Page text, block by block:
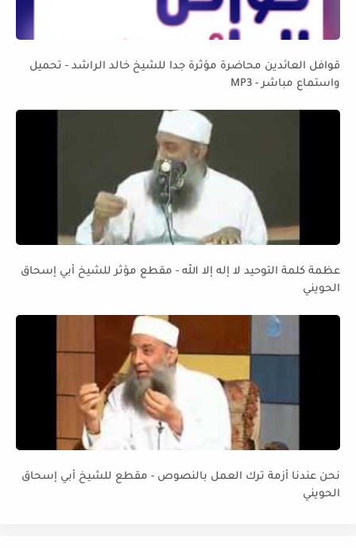
قوافل العائدين محاضرة مؤثرة جدا للشيخ خالد الراشد - تحميل
واستماع مباشر - MP3
عظمة كلمة التوحيد لا إله إلا الله - مقطع مؤثر للشيخ أبي إسحاق
الحويني
نحن عندنا أزمة ترك العمل بالنصوص - مقطع للشيخ أبي إسحاق
الحويني